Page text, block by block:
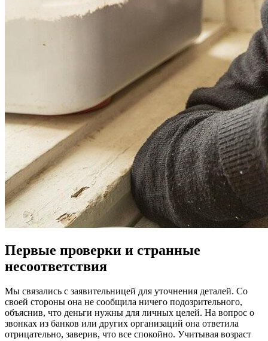
Первые проверки и странные
несоответствия
Мы связались с заявительницей для уточнения деталей. Со
своей стороны она не сообщила ничего подозрительного,
объяснив, что деньги нужны для личных целей. На вопрос о
звонках из банков или других организаций она ответила
отрицательно, заверив, что все спокойно. Учитывая возраст